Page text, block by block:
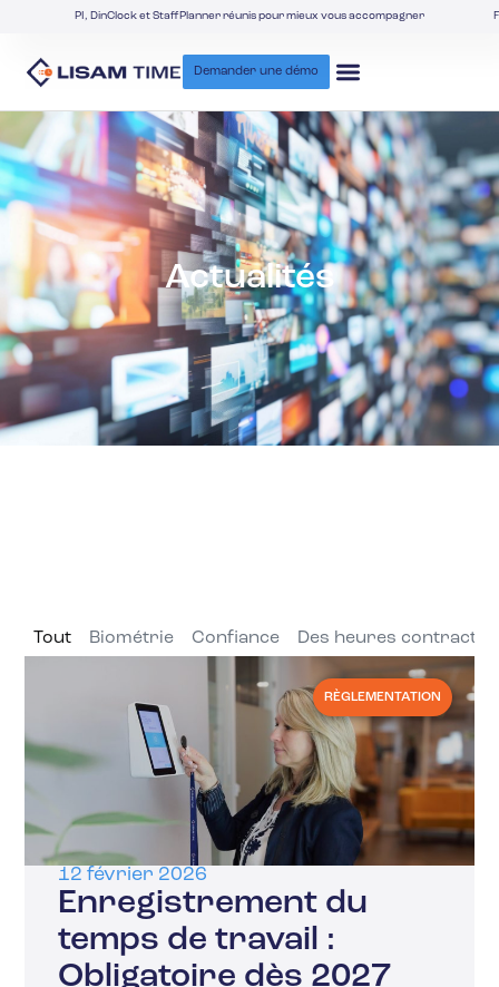
PI, DinClock et StaffPlanner réunis pour mieux vous accompagner
Demander une démo
Actualités
Biométrie Confiance Des heures
Tout
RÈGLEMENTATION
12 février 2026
Enregistrement du
temps de travail :
Obligatoire dès 2027